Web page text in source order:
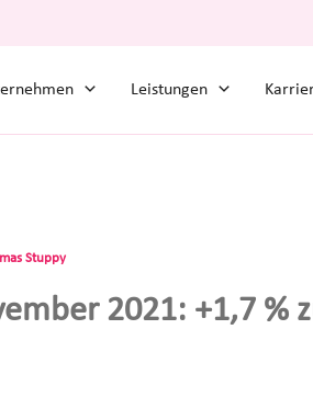
Leistungen
Stuppy
2021: +1,7 %